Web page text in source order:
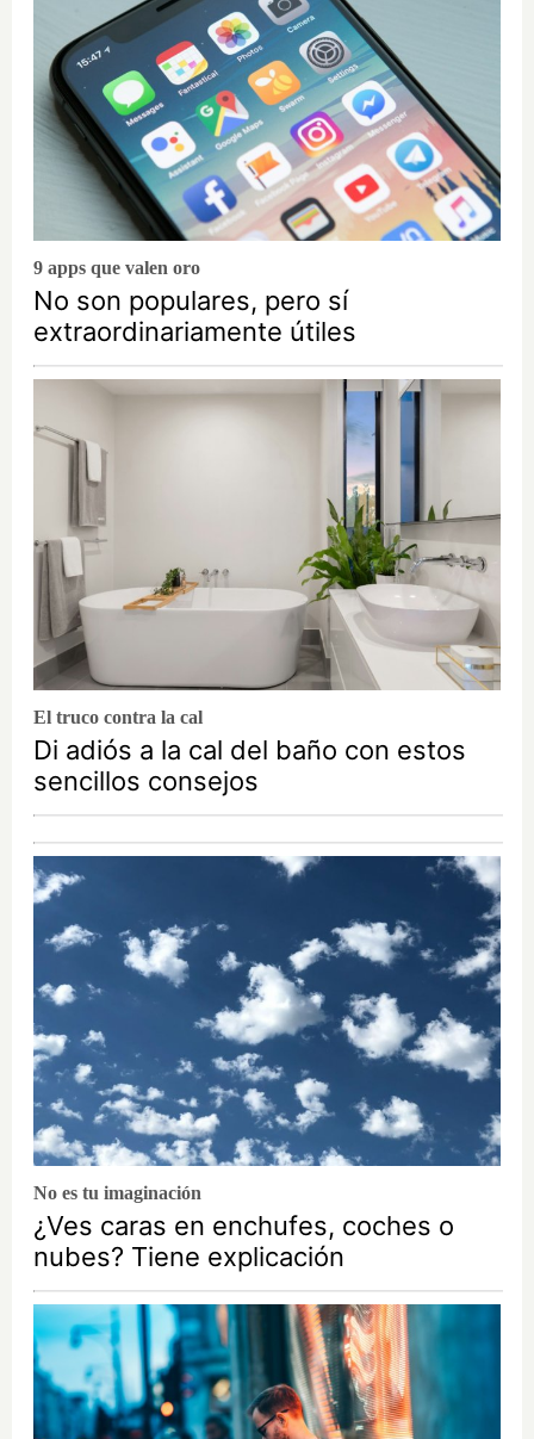
9 apps que valen oro
No son populares, pero sí
extraordinariamente útiles
El truco contra la cal
Di adiós a la cal del baño con estos
sencillos consejos
No es tu imaginación
¿Ves caras en enchufes, coches o
nubes? Tiene explicación